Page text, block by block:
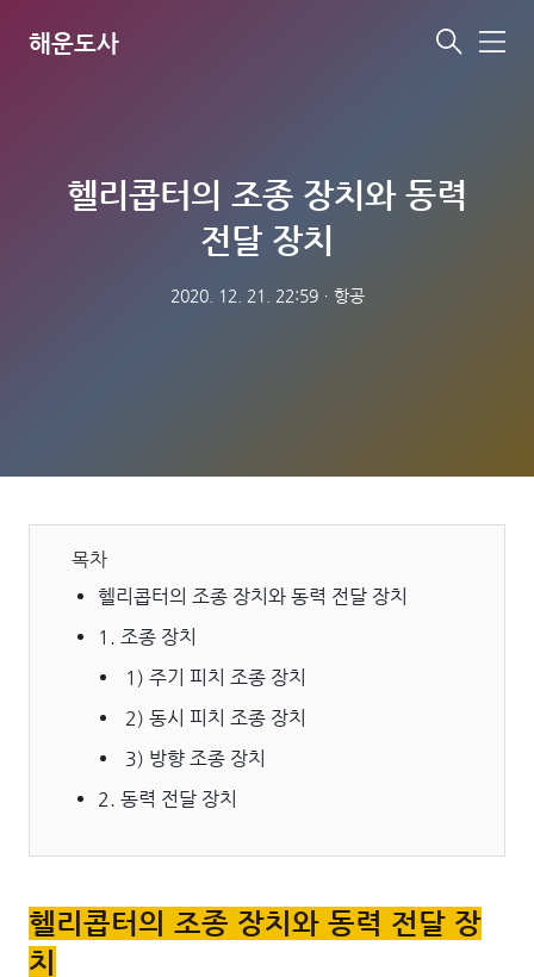
해운도사
메
헬리콥터의 조종 장치와 동력
전달 장치
2020. 12. 21. 22:59ㆍ 항공
목차
헬리콥터의 조종 장치와 동력 전달 장치
1. 조종 장치
1) 주기 피치 조종 장치
2) 동시 피치 조종 장치
3) 방향 조종 장치
2. 동력 전달 장치
헬리콥터의 조종 장치와 동력 전달 장
치